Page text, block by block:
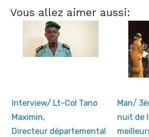
Vous allez aimer aussi:
Interview/ Lt-Col Tano
Maximin,
Directeur départemental
Man/
nuit de